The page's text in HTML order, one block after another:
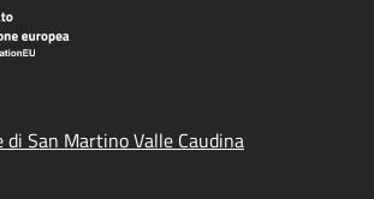
di San Martino Valle Caudina